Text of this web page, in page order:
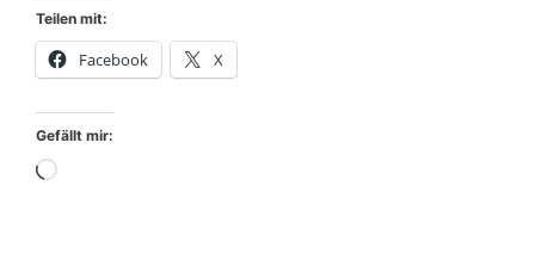
Teilen mit:
Facebook X
Gefällt mir:
Wird